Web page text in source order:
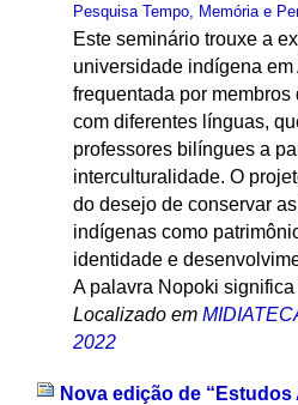
Pesquisa Tempo, Memória e
Este seminário trouxe a
universidade indígena em
frequentada por
com diferentes línguas,
professores bilíngues a
interculturalidade. O
do desejo de conservar
indígenas como
identidade e
A palavra Nopoki significa
Localizado em
2022
Nova edição de